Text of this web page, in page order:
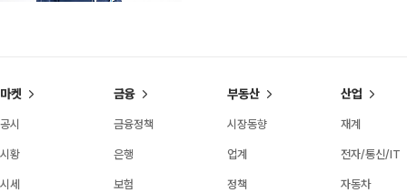
마켓
공시
시황
시세
금융
금융정책
은행
보험
부동산
시장동향
업계
정책
산업
재계
전자/통신/IT
자동차